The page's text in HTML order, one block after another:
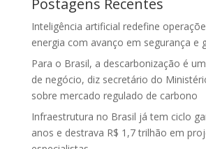
Postagens Recentes
Inteligência artificial redefine
energia com avanço em segurança e
Para o Brasil, a descarbonização é
de negócio, diz secretário do
sobre mercado regulado de carbono
Infraestrutura no Brasil já tem ciclo
anos e destrava R$ 1,7 trilhão em